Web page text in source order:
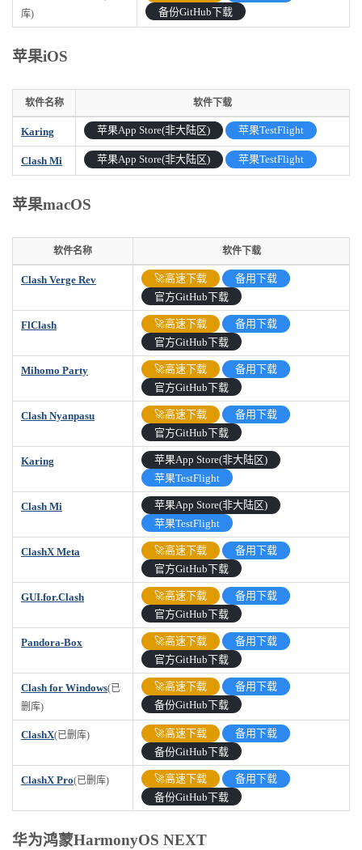
库)
备份GitHub下载
苹果iOS
软件名称 软件下载
软件名称 软件下载
Karing 苹果App Store(非大陆区) 苹果TestFlight
Clash Mi 苹果App Store(非大陆区) 苹果TestFlight
苹果macOS
软件名称 软件下载
软件名称 软件下载
Clash Verge Rev 🚀高速下载
备用下载
官方GitHub下载
FlClash 🚀高速下载
备用下载
官方GitHub下载
Mihomo Party 🚀高速下载
备用下载
官方GitHub下载
Clash Nyanpasu 🚀高速下载
备用下载
官方GitHub下载
Karing
苹果App Store(非大陆区)
苹果TestFlight
Clash Mi
苹果App Store(非大陆区)
苹果TestFlight
ClashX Meta 🚀高速下载
备用下载
官方GitHub下载
GUI.for.Clash 🚀高速下载
备用下载
官方GitHub下载
Pandora-Box 🚀高速下载
备用下载
官方GitHub下载
Clash for Windows(已
删库)
🚀高速下载
备用下载
备份GitHub下载
ClashX(已删库) 🚀高速下载
备用下载
备份GitHub下载
ClashX Pro(已删库) 🚀高速下载
备用下载
备份GitHub下载
华为鸿蒙HarmonyOS NEXT